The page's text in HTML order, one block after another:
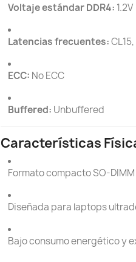
Voltaje estándar DDR4: 1.2V
Latencias frecuentes:
ECC: No ECC
Buffered: Unbuffered
Características
Formato compacto SO-
Diseñada para laptops
Bajo consumo energético y